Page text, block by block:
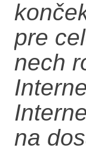
pre
nech
na